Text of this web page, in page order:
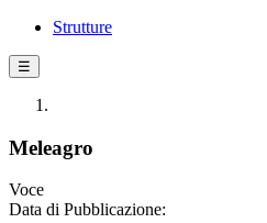
Strutture
☰
Meleagro
Voce
Data di Pubblicazione: